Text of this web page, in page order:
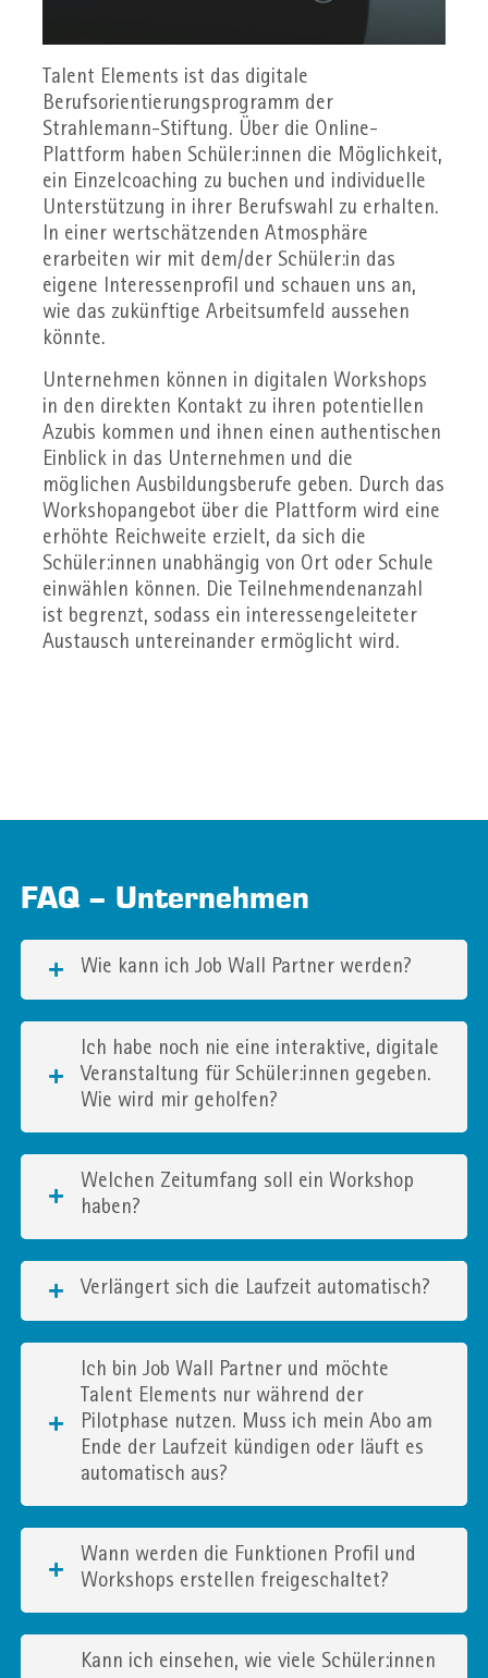
Talent Elements ist das digitale
Berufsorientierungsprogramm der
Strahlemann-Stiftung. Über die Online-
Plattform haben Schüler:innen die Möglichkeit,
ein Einzelcoaching zu buchen und individuelle
Unterstützung in ihrer Berufswahl zu erhalten.
In einer wertschätzenden Atmosphäre
erarbeiten wir mit dem/der Schüler:in das
eigene Interessenprofil und schauen uns an,
wie das zukünftige Arbeitsumfeld aussehen
könnte.
Unternehmen können in digitalen Workshops
in den direkten Kontakt zu ihren potentiellen
Azubis kommen und ihnen einen authentischen
Einblick in das Unternehmen und die
möglichen Ausbildungsberufe geben. Durch das
Workshopangebot über die Plattform wird eine
erhöhte Reichweite erzielt, da sich die
Schüler:innen unabhängig von Ort oder Schule
einwählen können. Die Teilnehmendenanzahl
ist begrenzt, sodass ein interessengeleiteter
Austausch untereinander ermöglicht wird.
FAQ – Unternehmen
Wie kann ich Job Wall Partner werden?
Ich habe noch nie eine interaktive, digitale
Veranstaltung für Schüler:innen gegeben.
Wie wird mir geholfen?
Welchen Zeitumfang soll ein Workshop
haben?
Verlängert sich die Laufzeit automatisch?
Ich bin Job Wall Partner und möchte
Talent Elements nur während der
Pilotphase nutzen. Muss ich mein Abo am
Ende der Laufzeit kündigen oder läuft es
automatisch aus?
Wann werden die Funktionen Profil und
Workshops erstellen freigeschaltet?
Kann ich einsehen, wie viele Schüler:innen